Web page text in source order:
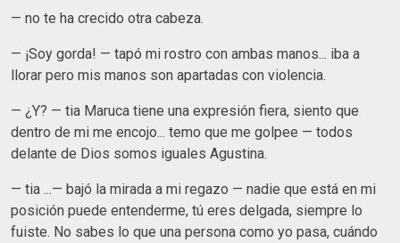
— no te ha crecido otra cabeza.
— ¡Soy gorda! — tapó mi rostro con ambas manos... iba a
llorar pero mis manos son apartadas con violencia.
— ¿Y? — tia Maruca tiene una expresión fiera, siento que
dentro de mi me encojo... temo que me golpee — todos
delante de Dios somos iguales Agustina.
— tia ...— bajó la mirada a mi regazo — nadie que está en mi
posición puede entenderme, tú eres delgada, siempre lo
fuiste. No sabes lo que una persona como yo pasa, cuándo